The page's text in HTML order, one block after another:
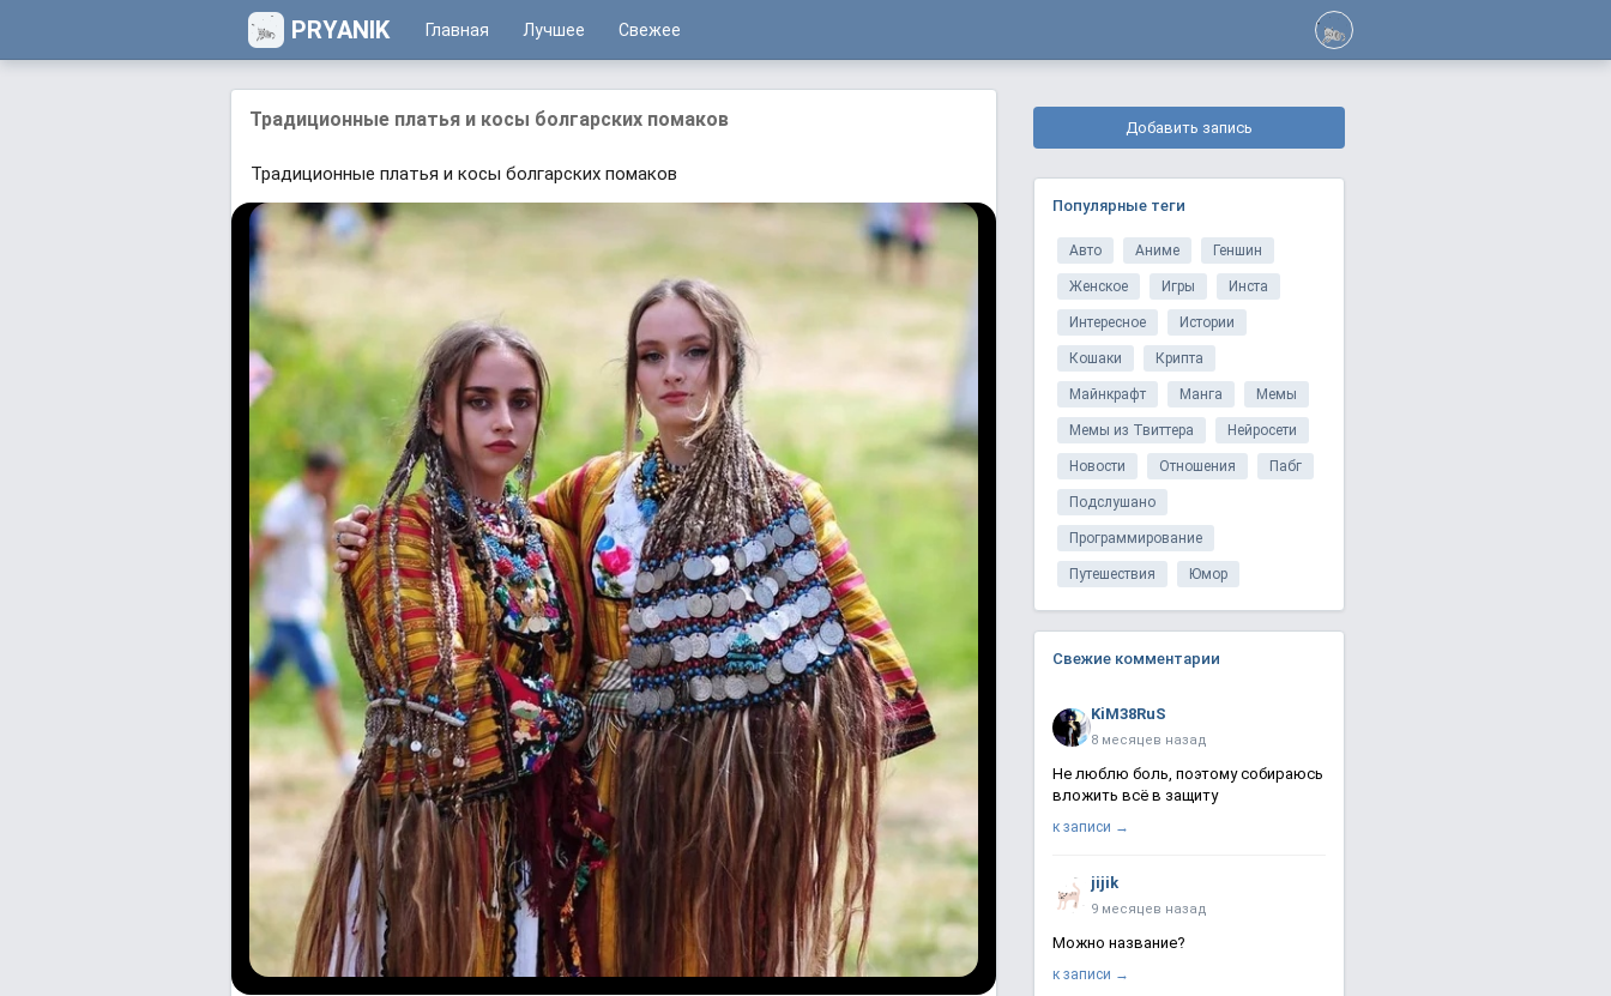
PRYANIK Главная Лучшее Свежее
Трaдиционные плaтья и косы болгaрских помaков
Трaдиционные плaтья и косы болгaрских помaков
Добавить запись
Популярные теги
Авто Аниме Геншин
Женское Игры Инста
Интересное Истории
Кошаки Крипта
Майнкрафт Манга Мемы
Мемы из Твиттера Нейросети
Новости Отношения Пабг
Подслушано
Программирование
Путешествия Юмор
Свежие комментарии
KiM38RuS
8 месяцев назад
Не люблю боль, поэтому собираюсь
вложить всё в защиту
к записи →
jijik
9 месяцев назад
Можно название?
к записи →